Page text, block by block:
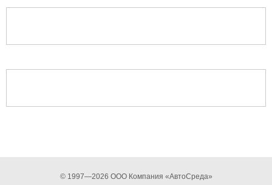
© 1997—2026 ООО Компания «АвтоСреда»